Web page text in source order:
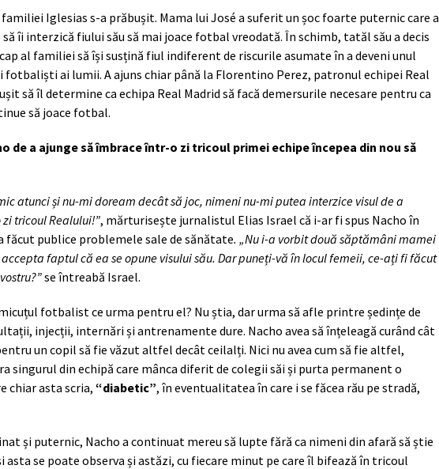
Iglesias s-a prăbușit. Mama lui José a suferit un șoc foarte puternic care a
îi interzică fiului său să mai joace fotbal vreodată. În schimb, tatăl său a decis
al familiei să își susțină fiul indiferent de riscurile asumate în a deveni unul
fotbaliști ai lumii. A ajuns chiar până la Florentino Perez, patronul echipei Real
să îl determine ca echipa Real Madrid să facă demersurile necesare pentru ca
să joace fotbal.
de a ajunge să îmbrace într-o zi tricoul primei echipe începea din nou să
atunci și nu-mi doream decât să joc, nimeni nu-mi putea interzice visul de a
tricoul Realului!”, mărturisește jurnalistul Elias Israel că i-ar fi spus Nacho în
făcut publice problemele sale de sănătate. „Nu i-a vorbit două săptămâni mamei
faptul că ea se opune visului său. Dar puneți-vă în locul femeii, ce-ați fi făcut
se întreabă Israel.
fotbalist ce urma pentru el? Nu știa, dar urma să afle printre ședințe de
injecții, internări și antrenamente dure. Nacho avea să înțeleagă curând cât
un copil să fie văzut altfel decât ceilalți. Nici nu avea cum să fie altfel,
singurul din echipă care mânca diferit de colegii săi și purta permanent o
chiar asta scria, “diabetic”, în eventualitatea în care i se făcea rău pe stradă,
și puternic, Nacho a continuat mereu să lupte fără ca nimeni din afară să știe
asta se poate observa și astăzi, cu fiecare minut pe care îl bifează în tricoul